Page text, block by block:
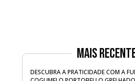
Mais
DESCUBRA A PRATICIDADE COM A